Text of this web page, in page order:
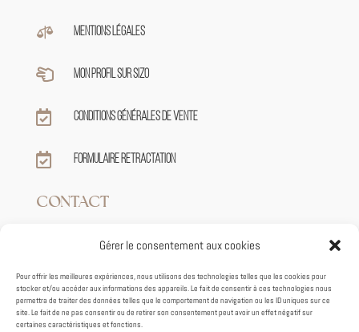
Gérer le consentement aux cookies
Pour offrir les meilleures expériences, nous utilisons des technologies telles que les cookies pour
stocker et/ou accéder aux informations des appareils. Le fait de consentir à ces technologies nous
permettra de traiter des données telles que le comportement de navigation ou les ID uniques sur ce
site. Le fait de ne pas consentir ou de retirer son consentement peut avoir un effet négatif sur
certaines caractéristiques et fonctions.
 Mentions légales
 Mon profil sur sizo
 Conditions générales de vente
 Formulaire retractation
CONTACT
+33 7 82 62 39 59
 contact@tiphaineroux.fr